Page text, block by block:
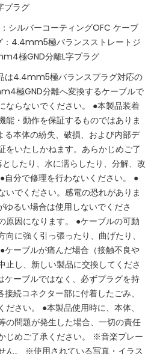
プラグ
シルバーコーティングOFC ケーブ
：4.4mm5極バランスストレートジ
極GND分離L字プラグ
は4.4mm5極バランスプラグ対応の
極GND分離へ変換するケーブルで
らないでください。
●本製品装着
能・動作を保証するものではありま
る本体の紛失、破損、および内部デ
をいたしかねます。あらかじめご了
したり、水に濡らしたり、分解、改
●自分で修理を行わないください。
●
いでください。感電の恐れがありま
ゆるい場合は使用しないでくださ
因になります。
●ケーブルの可動
に強く引っ張ったり、曲げたり、
●ケーブルが痛んだ場合（接触不良や
止し、新しい製品に交換してくださ
ケーブルではなく、必ずプラグを持
接続コネクター部に付着したごみ、
さい。
●本製品使用時に、本体、
の問題が発生した場合、一切の責任
めご了承ください。
※音楽プレー
。
※使用されている写真・イラス